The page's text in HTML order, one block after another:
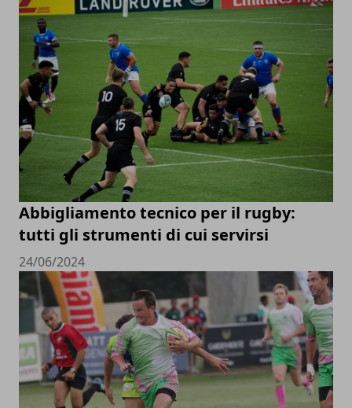
Abbigliamento tecnico per il rugby:
tutti gli strumenti di cui servirsi
24/06/2024